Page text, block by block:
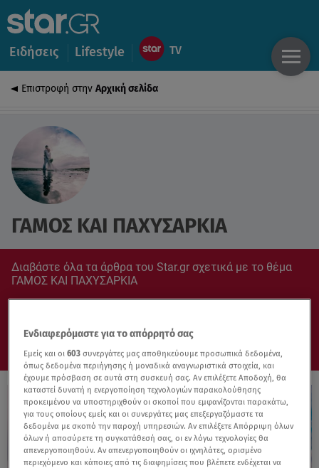
Ειδήσεις Lifestyle
Επιστροφή στην Αρχική σελίδα
ΓΑΜΟΣ ΚΑΙ ΠΑΧΥΣΑΡΚΙΑ
Διαβάστε όλα τα άρθρα του Star.gr σχετικά με το θέμα
ΓΑΜΟΣ ΚΑΙ ΠΑΧΥΣΑΡΚΙΑ
Ενδιαφερόμαστε για το απόρρητό σας
Εμείς και οι603 συνεργάτες μας αποθηκεύουμε προσωπικά δεδομένα,
όπως δεδομένα περιήγησης ή μοναδικά αναγνωριστικά στοιχεία, και
έχουμε πρόσβαση σε αυτά στη συσκευή σας. Αν επιλέξετε Αποδοχή, θα
καταστεί δυνατή η ενεργοποίηση τεχνολογιών παρακολούθησης
προκειμένου να υποστηριχθούν οι σκοποί που εμφανίζονται παρακάτω,
για τους οποίους εμείς και οι συνεργάτες μας επεξεργαζόμαστε τα
δεδομένα με σκοπό την παροχή υπηρεσιών. Αν επιλέξετε Απόρριψη όλων
όλων ή αποσύρετε τη συγκατάθεσή σας, οι εν λόγω τεχνολογίες θα
απενεργοποιηθούν. Αν απενεργοποιηθούν οι ιχνηλάτες, ορισμένο
περιεχόμενο και κάποιες από τις διαφημίσεις που βλέπετε ενδέχεται να